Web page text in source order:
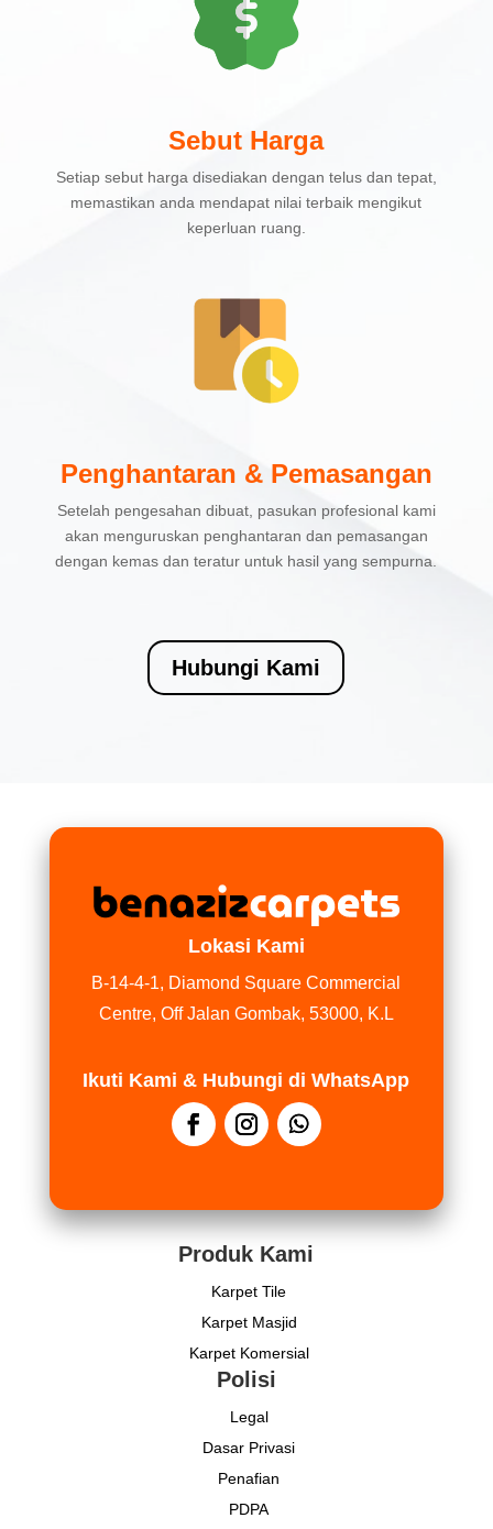
Sebut Harga
Setiap sebut harga disediakan dengan telus dan tepat,
memastikan anda mendapat nilai terbaik mengikut
keperluan ruang.
Penghantaran & Pemasangan
Setelah pengesahan dibuat, pasukan profesional kami
akan menguruskan penghantaran dan pemasangan
dengan kemas dan teratur untuk hasil yang sempurna.
Hubungi Kami
Lokasi Kami
B-14-4-1, Diamond Square Commercial
Centre, Off Jalan Gombak, 53000, K.L
Ikuti Kami & Hubungi di WhatsApp
Produk Kami
Karpet Tile
Karpet Masjid
Karpet Komersial
Polisi
Legal
Dasar Privasi
Penafian
PDPA